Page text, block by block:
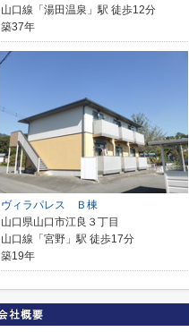
山口線「湯田温泉」駅 徒歩12分
築37年
ヴィラパレス Ｂ棟
山口県山口市江良３丁目
山口線「宮野」駅 徒歩17分
築19年